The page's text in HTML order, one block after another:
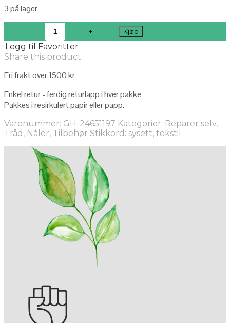
3 på lager
Kjøp
Legg til Favoritter
Share this product
Fri frakt over 1500 kr
Enkel retur - ferdig returlapp i hver pakke
Pakkes i resirkulert papir eller papp.
Varenummer: GH-24651197 Kategorier: Reparer selv,
Tråd , Nåler, Tilbehør Stikkord: sysett, tekstil